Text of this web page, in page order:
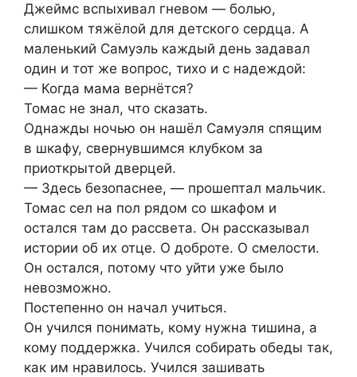
Джеймс вспыхивал гневом — болью,
слишком тяжёлой для детского сердца. А
маленький Самуэль каждый день задавал
один и тот же вопрос, тихо и с надеждой:
— Когда мама вернётся?
Томас не знал, что сказать.
Однажды ночью он нашёл Самуэля спящим
в шкафу, свернувшимся клубком за
приоткрытой дверцей.
— Здесь безопаснее, — прошептал мальчик.
Томас сел на пол рядом со шкафом и
остался там до рассвета. Он рассказывал
истории об их отце. О доброте. О смелости.
Он остался, потому что уйти уже было
невозможно.
Постепенно он начал учиться.
Он учился понимать, кому нужна тишина, а
кому поддержка. Учился собирать обеды так,
как им нравилось. Учился зашивать